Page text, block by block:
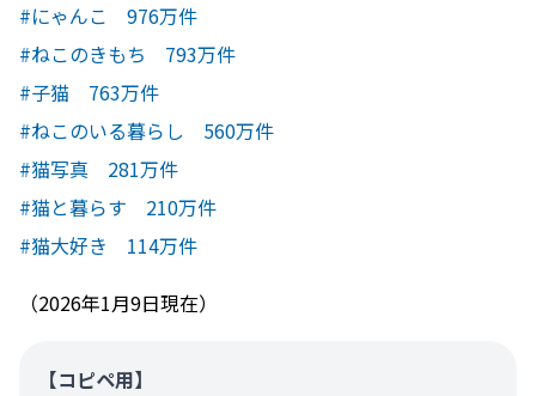
#にゃんこ 976万件
#ねこのきもち 793万件
#子猫 763万件
#ねこのいる暮らし 560万件
#猫写真 281万件
#猫と暮らす 210万件
#猫大好き 114万件
（2026年1月9日現在）
【コピペ用】